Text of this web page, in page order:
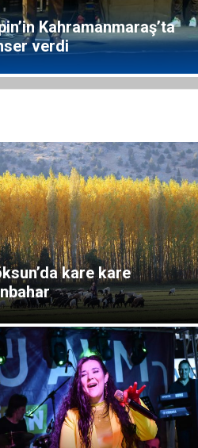
Kahramanmaraş’ta
verdi
kare kare